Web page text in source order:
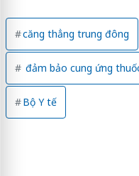
căng thẳng trung đông
đảm bảo cung ứng
Bộ Y tế